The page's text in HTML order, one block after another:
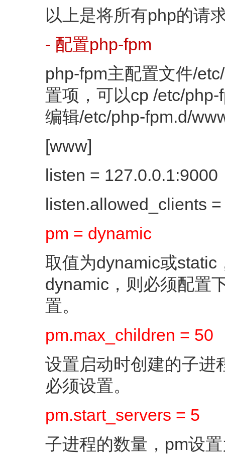
以上是将所有php的请
- 配置php-fpm
php-fpm主配置文件/
置项，可以cp /etc/
编辑/etc/php-fpm.d/
[www]
listen = 127.0.0.1:9000
listen.allowed_clients
pm = dynamic
取值为dynamic或static
dynamic，则必须配置
置。
pm.max_children = 50
设置启动时创建的子进
必须设置。
pm.start_servers = 5
子进程的数量，pm设